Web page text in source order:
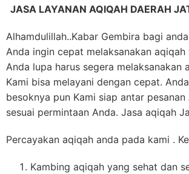
JASA LAYANAN AQIQAH DAERAH
Alhamdulillah..Kabar Gembira bagi
Anda ingin cepat melaksanakan
Anda lupa harus segera melaksanakan
Kami bisa melayani dengan cepat.
besoknya pun Kami siap antar
sesuai permintaan Anda. Jasa aqiqah
Percayakan aqiqah anda pada kami .
Kambing aqiqah yang sehat dan